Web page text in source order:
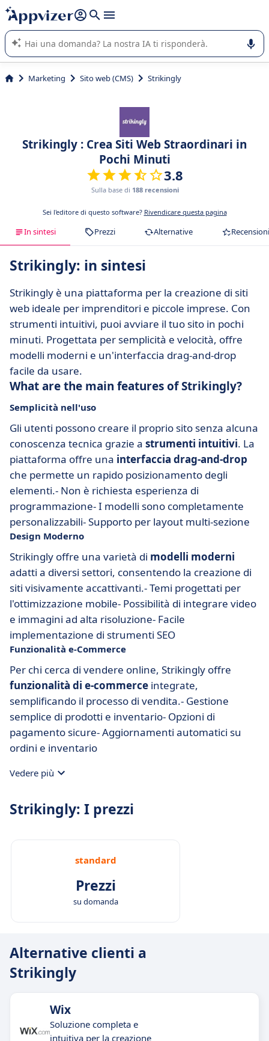
righe con
shift + enter
L'IA di Appvizer vi guida nell'utilizzo o nella scelta di un
software SaaS per la vostra azienda.
Marketing Sito web (CMS) Strikingly
Strikingly : Crea Siti Web Straordinari in
Pochi Minuti
3.8
Sulla base di 188 recensioni
Sei l'editore di questo software? Rivendicare questa pagina
In sintesi Prezzi Alternative Recensioni
Strikingly: in sintesi
Strikingly è una piattaforma per la creazione di siti
web ideale per imprenditori e piccole imprese. Con
strumenti intuitivi, puoi avviare il tuo sito in pochi
minuti. Progettata per semplicità e velocità, offre
modelli moderni e un'interfaccia drag-and-drop
facile da usare.
What are the main features of Strikingly?
Semplicità nell'uso
Gli utenti possono creare il proprio sito senza alcuna
conoscenza tecnica grazie a strumenti intuitivi. La
piattaforma offre una interfaccia drag-and-drop
che permette un rapido posizionamento degli
elementi.- Non è richiesta esperienza di
programmazione- I modelli sono completamente
personalizzabili- Supporto per layout multi-sezione
Design Moderno
Strikingly offre una varietà di modelli moderni
adatti a diversi settori, consentendo la creazione di
siti visivamente accattivanti.- Temi progettati per
l'ottimizzazione mobile- Possibilità di integrare video
e immagini ad alta risoluzione- Facile
implementazione di strumenti SEO
Funzionalità e-Commerce
Per chi cerca di vendere online, Strikingly offre
funzionalità di e-commerce integrate,
semplificando il processo di vendita.- Gestione
semplice di prodotti e inventario- Opzioni di
pagamento sicure- Aggiornamenti automatici su
ordini e inventario
Vedere più
Strikingly: I prezzi
standard
Prezzi
su domanda
Alternative clienti a
Strikingly
Wix
Soluzione completa e
intuitiva per la creazione